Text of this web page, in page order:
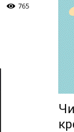
765